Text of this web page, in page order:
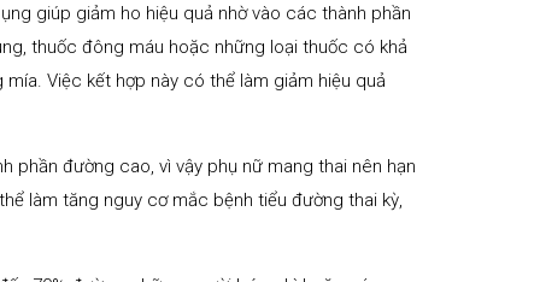
giúp giảm ho hiệu quả nhờ vào các thành phần
thuốc đông máu hoặc những loại thuốc có khả
Việc kết hợp này có thể làm giảm hiệu quả
phần đường cao, vì vậy phụ nữ mang thai nên hạn
làm tăng nguy cơ mắc bệnh tiểu đường thai kỳ,